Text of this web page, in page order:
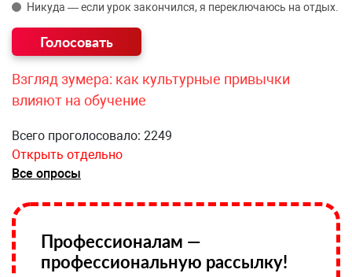
Никуда — если урок закончился, я переключаюсь на отдых.
Взгляд зумера: как культурные привычки
влияют на обучение
Всего проголосовало: 2249
Открыть отдельно
Все опросы
Профессионалам —
профессиональную рассылку!